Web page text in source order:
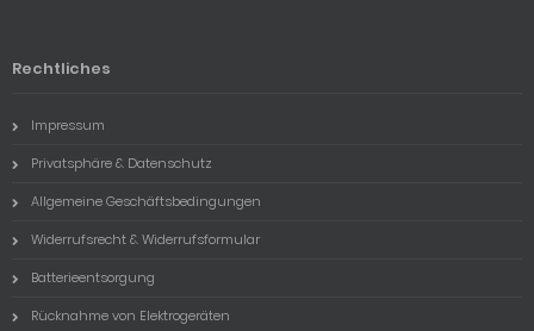
Rechtliches
Impressum
Privatsphäre & Datenschutz
Allgemeine Geschäftsbedingungen
Widerrufsrecht & Widerrufsformular
Batterieentsorgung
Rücknahme von Elektrogeräten